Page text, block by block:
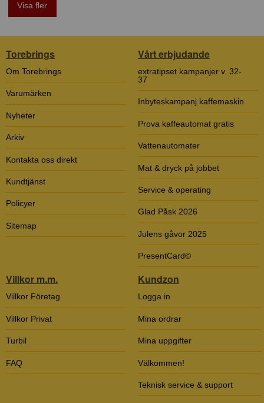
Visa fler
Torebrings
Om Torebrings
Varumärken
Nyheter
Arkiv
Kontakta oss direkt
Kundtjänst
Policyer
Sitemap
Vårt erbjudande
extratipset kampanjer v. 32-
37
Inbyteskampanj kaffemaskin
Prova kaffeautomat gratis
Vattenautomater
Mat & dryck på jobbet
Service & operating
Glad Påsk 2026
Julens gåvor 2025
PresentCard©
Villkor m.m.
Villkor Företag
Villkor Privat
Turbil
FAQ
Kundzon
Logga in
Mina ordrar
Mina uppgifter
Välkommen!
Teknisk service & support